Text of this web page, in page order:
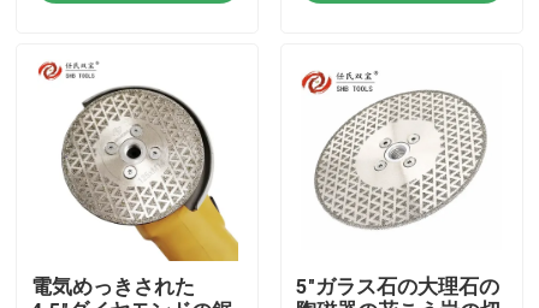
プロダクト
ビデオ
電気めっきされた
5"ガラス石の大理石の